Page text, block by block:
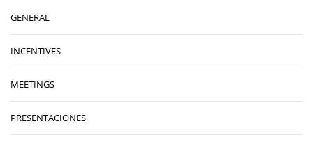
GENERAL
INCENTIVES
MEETINGS
PRESENTACIONES